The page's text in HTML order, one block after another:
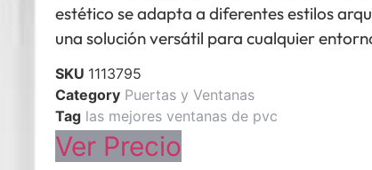
estético se adapta a diferentes estilos
una solución versátil para cualquier
SKU 1113795
Category Puertas y Ventanas
Tag las mejores ventanas de pvc
Ver Precio